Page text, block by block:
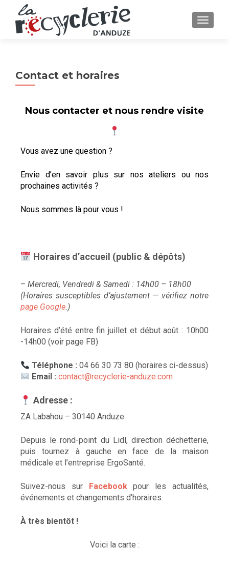
Contact et horaires
Nous contacter et nous rendre visite
Vous avez une question ?
Envie d’en savoir plus sur nos ateliers ou nos
prochaines activités ?
Nous sommes là pour vous !
Horaires d’accueil (public & dépôts)
– Mercredi, Vendredi & Samedi : 14h00 – 18h00
(Horaires susceptibles d’ajustement — vérifiez notre
page Google.)
Horaires d’été entre fin juillet et début août : 10h00
-14h00 (voir page FB)
Téléphone : 04 66 30 73 80 (horaires ci-dessus)
Email : contact@recyclerie-anduze.com
Adresse :
ZA Labahou – 30140 Anduze
Depuis le rond-point du Lidl, direction déchetterie,
puis tournez à gauche en face de la maison
médicale et l’entreprise ErgoSanté.
Suivez-nous sur Facebookpour les actualités,
événements et changements d’horaires.
À très bientôt !
Voici la carte :